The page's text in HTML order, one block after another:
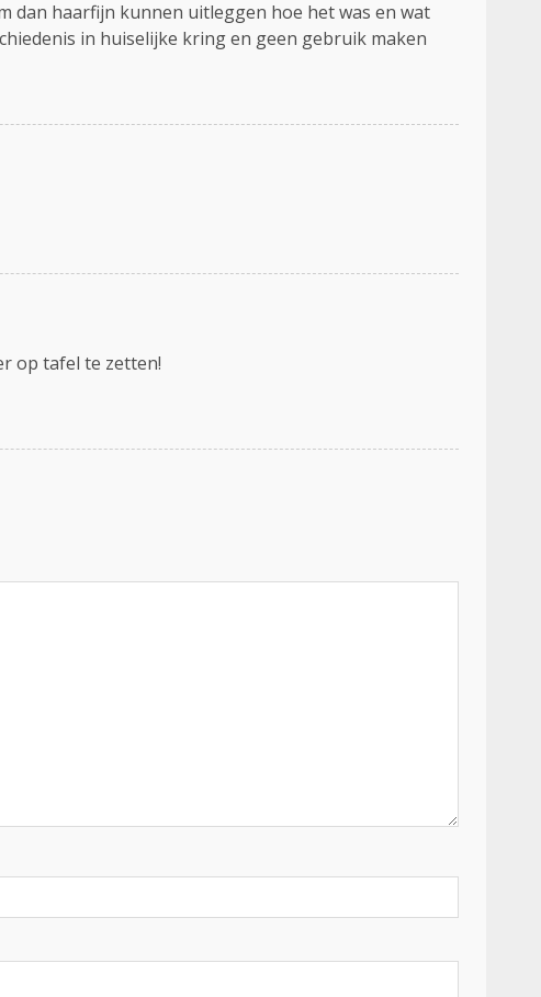
dan haarfijn kunnen uitleggen hoe het was en wat
in huiselijke kring en geen gebruik maken
op tafel te zetten!